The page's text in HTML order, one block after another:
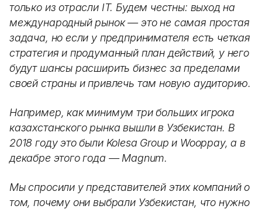
только из отрасли IT. Будем честны: выход на
международный рынок — это не самая простая
задача, но если у предпринимателя есть четкая
стратегия и продуманный план действий, у него
будут шансы расширить бизнес за пределами
своей страны и привлечь там новую аудиторию.
Например, как минимум три больших игрока
казахстанского рынка вышли в Узбекистан. В
2018 году это были Kolesa Group и Wooppay, а в
декабре этого года — Magnum.
Мы спросили у представителей этих компаний о
том, почему они выбрали Узбекистан, что нужно